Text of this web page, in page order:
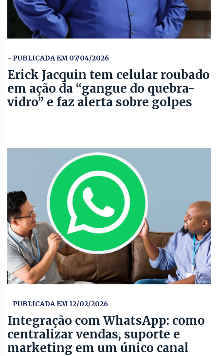
- PUBLICADA EM 07/04/2026
Erick Jacquin tem celular roubado
em ação da “gangue do quebra-
vidro” e faz alerta sobre golpes
- PUBLICADA EM 12/02/2026
Integração com WhatsApp: como
centralizar vendas, suporte e
marketing em um único canal